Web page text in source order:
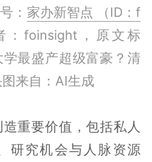
： 家办新智点 （ID：f
：foinsight，原文标
最盛产超级富豪？清
来自：AI生成
重要价值，包括私人
研究机会与人脉资源